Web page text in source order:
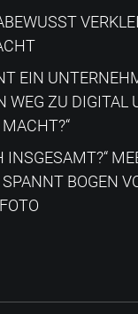
EIN
WEG ZU DIGITAL
INSGESAMT?“​
BOGEN